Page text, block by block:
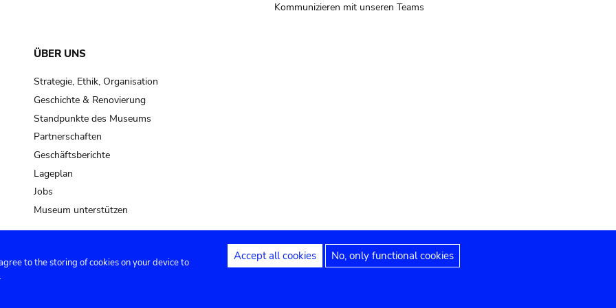
Kommunizieren mit unseren Teams
ÜBER UNS
Strategie, Ethik, Organisation
Geschichte & Renovierung
Standpunkte des Museums
Partnerschaften
Geschäftsberichte
Lageplan
Jobs
Museum unterstützen
Privacy settings Rechtliche Hinweise Erklärung zur Barrierefreiheit
to the storing of cookies on your device to
Accept all cookies No, only functional cookies